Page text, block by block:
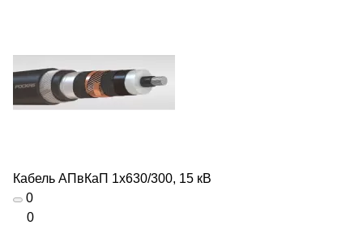
Кабель АПвКаП 1х630/300, 15 кВ
0
0